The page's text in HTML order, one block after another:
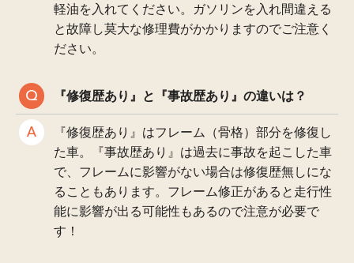
軽油を入れてください。ガソリンを入れ間違える
と故障し莫大な修理費がかかりますのでご注意く
ださい。
『修復歴あり』と『事故歴あり』の違いは？
『修復歴あり』はフレーム（骨格）部分を修復し
た車。『事故歴あり』は過去に事故を起こした車
で、フレームに影響がない場合は修復歴無しにな
ることもあります。フレーム修正があると走行性
能に影響が出る可能性もあるので注意が必要で
す！